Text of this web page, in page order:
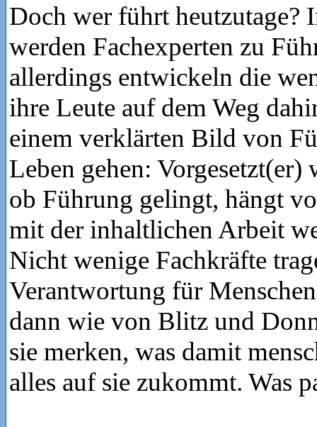
Doch wer führt heutzutage?
werden Fachexperten zu
allerdings entwickeln die
ihre Leute auf dem Weg
einem verklärten Bild von
Leben gehen:
ob Führung gelingt, hängt
mit der inhaltlichen Arbeit
Nicht wenige Fachkräfte
Verantwortung für
dann wie von Blitz und
sie merken, was damit
alles auf sie zukommt. Was